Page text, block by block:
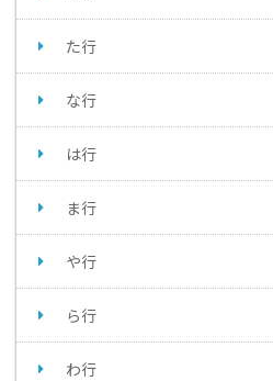
た行
な行
は行
ま行
や行
ら行
わ行